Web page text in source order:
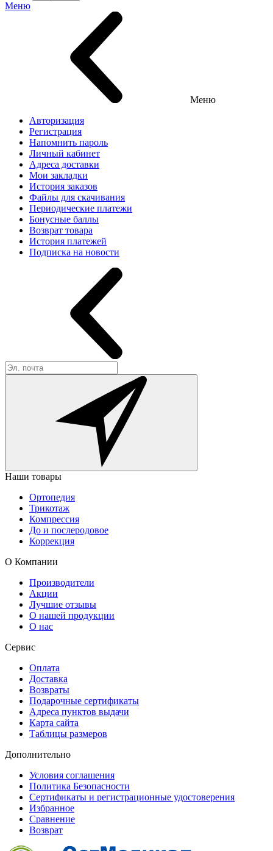
Меню
Меню
Авторизация
Регистрация
Напомнить пароль
Личный кабинет
Адреса доставки
Мои закладки
История заказов
Файлы для скачивания
Периодические платежи
Бонусные баллы
Возврат товара
История платежей
Подписка на новости
Наши товары
Ортопедия
Трикотаж
Компрессия
До и послеродовое
Коррекция
О Компании
Производители
Акции
Лучшие отзывы
О нашей продукции
О нас
Сервис
Оплата
Доставка
Возвраты
Подарочные сертификаты
Адреса пунктов выдачи
Карта сайта
Таблицы размеров
Дополнительно
Условия соглашения
Политика Безопасности
Сертификаты и регистрационные удостоверения
Избранное
Сравнение
Возврат